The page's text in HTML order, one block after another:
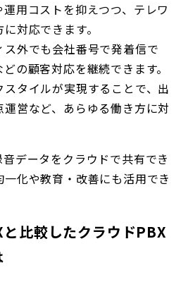
用コストを抑えつつ、テレワ
対応できます。
ス外でも会社番号で発着信で
の顧客対応を継続できます。
タイルが実現することで、出
営など、あらゆる働き方に対
データをクラウドで共有でき
化や教育・改善にも活用でき
比較したクラウドPBX